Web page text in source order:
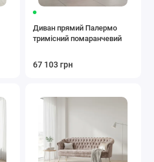
Диван прямий Палермо
тримісний помаранчевий
67 103 грн